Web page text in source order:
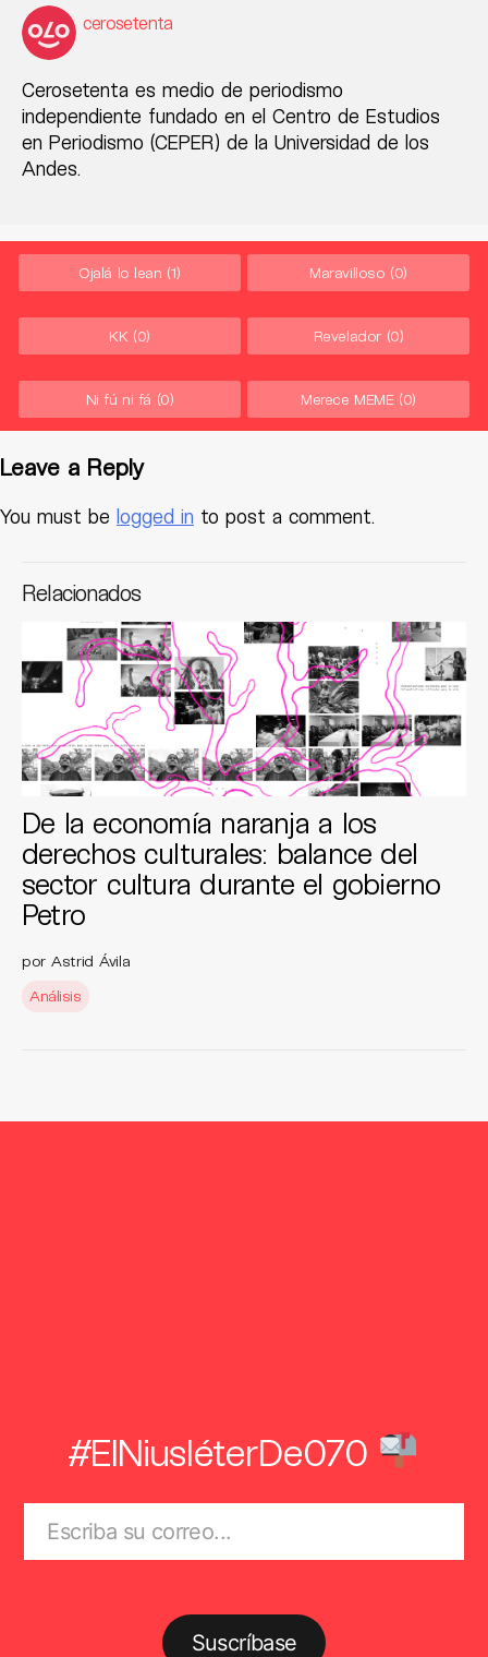
cerosetenta
Cerosetenta es medio de periodismo
independiente fundado en el Centro de Estudios
en Periodismo (CEPER) de la Universidad de los
Andes.
Ojalá lo lean (1) Maravilloso (0)
KK (0) Revelador (0)
Ni fú ni fá (0) Merece MEME (0)
Leave a Reply
You must be logged in to post a comment.
Relacionados
De la economía naranja a los
derechos culturales: balance del
sector cultura durante el gobierno
Petro
por Astrid Ávila
Análisis
#ElNiusléterDe070
Suscríbase